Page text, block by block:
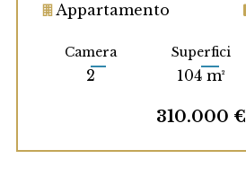
Appartamento
Camera
2
Superfici
104 m²
310.000 €